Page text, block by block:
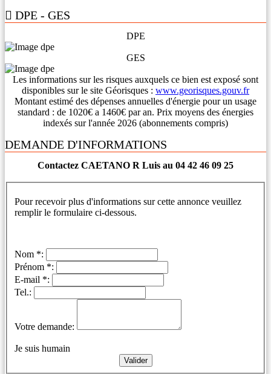
DPE - GES
DPE
GES
Les informations sur les risques auxquels ce bien est exposé sont
disponibles sur le site Géorisques : www.georisques.gouv.fr
Montant estimé des dépenses annuelles d'énergie pour un usage
standard : de 1020€ a 1460€ par an. Prix moyens des énergies
indexés sur l'année 2026 (abonnements compris)
DEMANDE D'INFORMATIONS
Contactez CAETANO R Luis au 04 42 46 09 25
Pour recevoir plus d'informations sur cette annonce veuillez
remplir le formulaire ci-dessous.
Nom *:
Prénom *:
E-mail *:
Tel.:
Votre demande:
Je suis humain